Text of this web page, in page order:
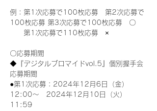
例：第1次応募で100枚応募　第2次応募で
100枚応募 第3次応募で100枚応募　〇
第1次応募で110枚応募　×
〇応募期間
◆『デジタルブロマイドvol.5』個別握手会
応募期間
●第1次応募：2024年12月6日（金）
12:00～　2024年12月10日（火）
11:59